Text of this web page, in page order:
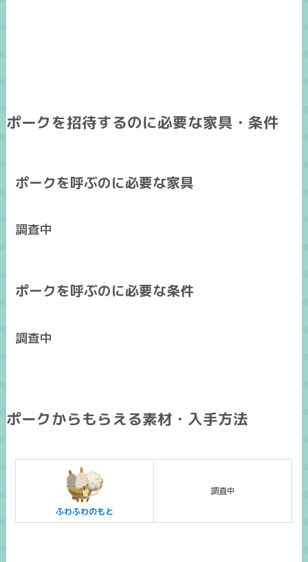
ポークを招待するのに必要な家具・条件
ポークを呼ぶのに必要な家具
調査中
ポークを呼ぶのに必要な条件
調査中
ポークからもらえる素材・入手方法
ふわふわのもと
調査中